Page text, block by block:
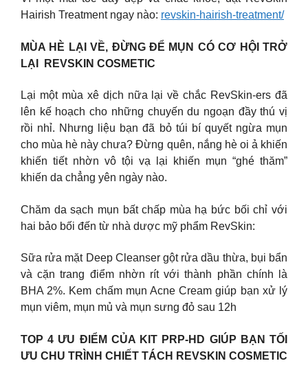
Hairish Treatment ngay nào: revskin-hairish-treatment/
MÙA HÈ LẠI VỀ, ĐỪNG ĐỂ MỤN CÓ CƠ HỘI TRỞ
LẠI REVSKIN COSMETIC
Lại một mùa xê dịch nữa lại về chắc RevSkin-ers đã
lên kế hoạch cho những chuyến du ngoạn đầy thú vị
rồi nhỉ. Nhưng liệu bạn đã bỏ túi bí quyết ngừa mụn
cho mùa hè này chưa? Đừng quên, nắng hè oi ả khiến
khiến tiết nhờn vô tội vạ lại khiến mụn “ghé thăm”
khiến da chẳng yên ngày nào.
Chăm da sạch mụn bất chấp mùa hạ bức bối chỉ với
hai bảo bối đến từ nhà dược mỹ phẩm RevSkin:
Sữa rửa mặt Deep Cleanser gột rửa dầu thừa, bụi bẩn
và cặn trang điểm nhờn rít với thành phần chính là
BHA 2%. Kem chấm mụn Acne Cream giúp bạn xử lý
mụn viêm, mụn mủ và mụn sưng đỏ sau 12h
TOP 4 ƯU ĐIỂM CỦA KIT PRP-HD GIÚP BẠN TỐI
ƯU CHU TRÌNH CHIẾT TÁCH REVSKIN COSMETIC